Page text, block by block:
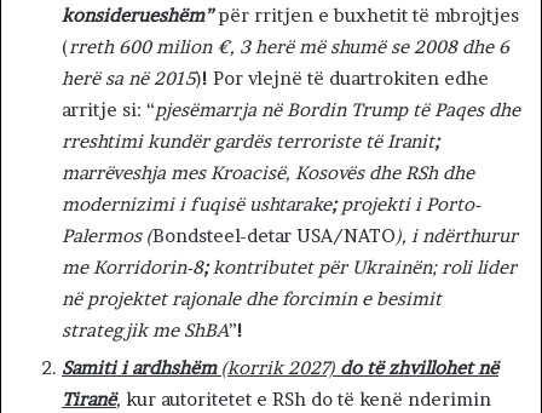
konsiderueshëm”për rritjen e buxhetit të mbrojtjes
(rreth 600 milion €, 3 herë më shumë se 2008 dhe 6
herë sa në 2015)! Por vlejnë të duartrokiten edhe
arritje si: “pjesëmarrja në Bordin Trump të Paqes dhe
rreshtimi kundër gardës terroriste të Iranit;
marrëveshja mes Kroacisë, Kosovës dhe RSh dhe
modernizimi i fuqisë ushtarake;projekti i Porto-
Palermos (Bondsteel-detar USA/NATO), i ndërthurur
me Korridorin-8;kontributet për Ukrainën; roli lider
në projektet rajonale dhe forcimin e besimit
strategjik me ShBA”!
Samiti i ardhshëm (korrik 2027) do të zhvillohet në
Tiranë, kur autoritetet e RSh do të kenë nderimin